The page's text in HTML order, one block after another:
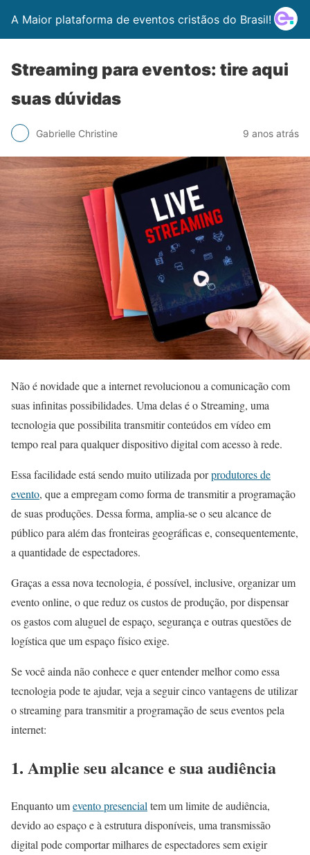
A Maior plataforma de eventos cristãos do Brasil!
Streaming para eventos: tire aqui
suas dúvidas
Gabrielle Christine 9 anos atrás
Não é novidade que a internet revolucionou a comunicação com
suas infinitas possibilidades. Uma delas é o Streaming, uma
tecnologia que possibilita transmitir conteúdos em vídeo em
tempo real para qualquer dispositivo digital com acesso à rede.
Essa facilidade está sendo muito utilizada porprodutores de
evento, que a empregam como forma de transmitir a programação
de suas produções. Dessa forma, amplia-se o seu alcance de
público para além das fronteiras geográficas e, consequentemente,
a quantidade de espectadores.
Graças a essa nova tecnologia, é possível, inclusive, organizar um
evento online, o que reduz os custos de produção, por dispensar
os gastos com aluguel de espaço, segurança e outras questões de
logística que um espaço físico exige.
Se você ainda não conhece e quer entender melhor como essa
tecnologia pode te ajudar, veja a seguir cinco vantagens de utilizar
o streaming para transmitir a programação de seus eventos pela
internet:
1. Amplie seu alcance e sua audiência
Enquanto umevento presencial tem um limite de audiência,
devido ao espaço e à estrutura disponíveis, uma transmissão
digital pode comportar milhares de espectadores sem exigir